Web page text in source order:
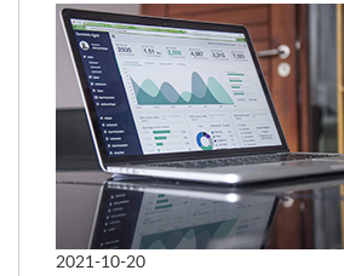
2021-10-20